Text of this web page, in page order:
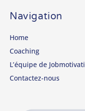
Navigation
Home
Coaching
L’équipe de
Contactez-nous